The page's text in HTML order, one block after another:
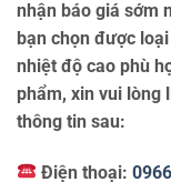
nhận báo giá sớm
bạn chọn được
nhiệt độ cao phù
phẩm, xin vui lòng
thông tin sau:
Điện thoại: